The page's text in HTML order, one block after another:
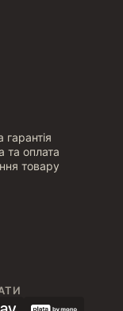
гарантія
та оплата
товару